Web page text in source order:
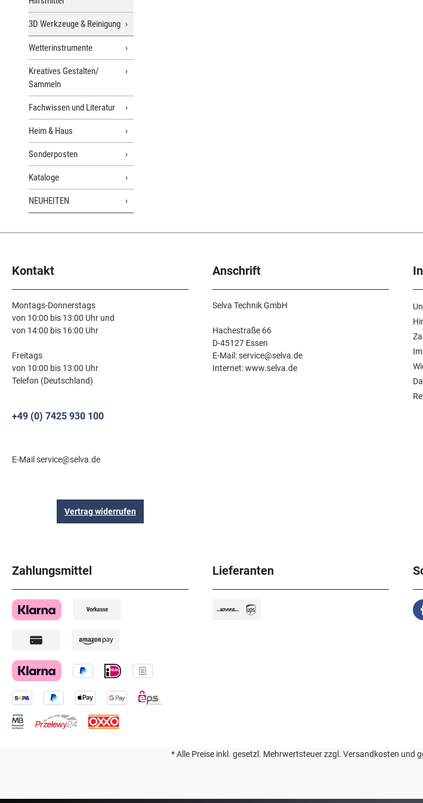
3D Werkzeuge & Reinigung
Wetterinstrumente
Kreatives Gestalten/
Sammeln
Fachwissen und Literatur
Heim & Haus
Sonderposten
Kataloge
NEUHEITEN
Kontakt
Montags-Donnerstags
von 10:00 bis 13:00 Uhr und
von 14:00 bis 16:00 Uhr
Freitags
von 10:00 bis 13:00 Uhr
Telefon (Deutschland)
+49 (0) 7425 930 100
E-Mail service@selva.de
Vertrag widerrufen
Anschrift
Selva Technik GmbH
Hachestraße 66
D-45127 Essen
E-Mail: service@selva.de
Internet: www.selva.de
Zahlungsmittel Lieferanten
* Alle Preise inkl. gesetzl. Mehrwertsteuer zzgl. Versandkosten und